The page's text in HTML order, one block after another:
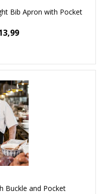
Bib Apron with Pocket
Buckle and Pocket